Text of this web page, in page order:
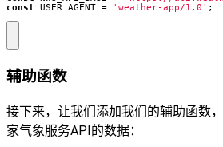
const
USER_AGENT = 'weather-app/1.0' ;
辅助函数
接下来，让我们添加我们的辅助函数
家气象服务API的数据：